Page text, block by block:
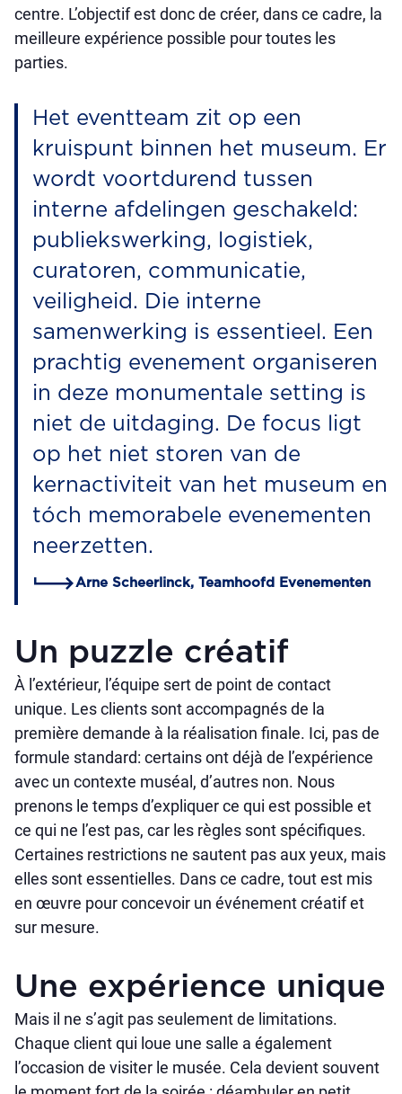
centre. L’objectif est donc de créer, dans ce cadre, la
meilleure expérience possible pour toutes les
parties.
Het eventteam zit op een
kruispunt binnen het museum. Er
wordt voortdurend tussen
interne afdelingen geschakeld:
publiekswerking, logistiek,
curatoren, communicatie,
veiligheid. Die interne
samenwerking is essentieel. Een
prachtig evenement organiseren
in deze monumentale setting is
niet de uitdaging. De focus ligt
op het niet storen van de
kernactiviteit van het museum en
tóch memorabele evenementen
neerzetten.
Arne Scheerlinck, Teamhoofd Evenementen
Un puzzle créatif
À l’extérieur, l’équipe sert de point de contact
unique. Les clients sont accompagnés de la
première demande à la réalisation finale. Ici, pas de
formule standard: certains ont déjà de l’expérience
avec un contexte muséal, d’autres non. Nous
prenons le temps d’expliquer ce qui est possible et
ce qui ne l’est pas, car les règles sont spécifiques.
Certaines restrictions ne sautent pas aux yeux, mais
elles sont essentielles. Dans ce cadre, tout est mis
en œuvre pour concevoir un événement créatif et
sur mesure.
Une expérience unique
Mais il ne s’agit pas seulement de limitations.
Chaque client qui loue une salle a également
l’occasion de visiter le musée. Cela devient souvent